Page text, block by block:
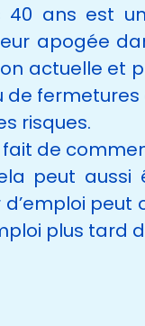
40 ans est
apogée
actuelle et
risques.
fait de
peut
plus